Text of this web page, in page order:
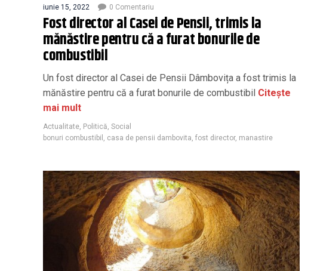
iunie 15, 2022 0 Comentariu
Fost director al Casei de Pensii, trimis la
mănăstire pentru că a furat bonurile de
combustibil
Un fost director al Casei de Pensii Dâmbovița a fost trimis la
mănăstire pentru că a furat bonurile de combustibil Citește
mai mult
Actualitate Politică Social
bonuri combustibil
casa de pensii dambovita fost director, manastire